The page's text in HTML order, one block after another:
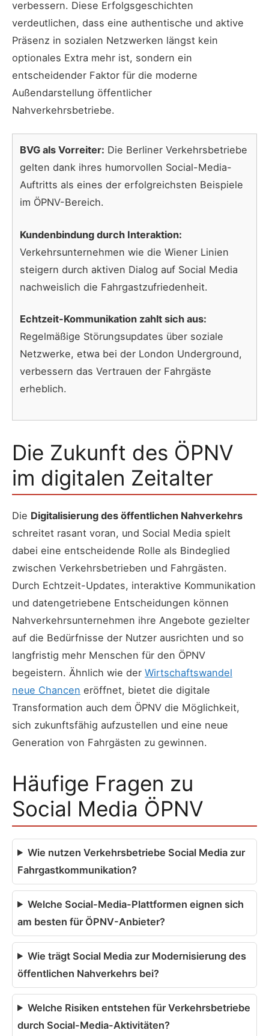
verbessern. Diese Erfolgsgeschichten
verdeutlichen, dass eine authentische und aktive
Präsenz in sozialen Netzwerken längst kein
optionales Extra mehr ist, sondern ein
entscheidender Faktor für die moderne
Außendarstellung öffentlicher
Nahverkehrsbetriebe.
BVG als Vorreiter: Die Berliner Verkehrsbetriebe
gelten dank ihres humorvollen Social-Media-
Auftritts als eines der erfolgreichsten Beispiele
im ÖPNV-Bereich.
Kundenbindung durch Interaktion:
Verkehrsunternehmen wie die Wiener Linien
steigern durch aktiven Dialog auf Social Media
nachweislich die Fahrgastzufriedenheit.
Echtzeit-Kommunikation zahlt sich aus:
Regelmäßige Störungsupdates über soziale
Netzwerke, etwa bei der London Underground,
verbessern das Vertrauen der Fahrgäste
erheblich.
Die Zukunft des ÖPNV
im digitalen Zeitalter
Die Digitalisierung des öffentlichen Nahverkehrs
schreitet rasant voran, und Social Media spielt
dabei eine entscheidende Rolle als Bindeglied
zwischen Verkehrsbetrieben und Fahrgästen.
Durch Echtzeit-Updates, interaktive Kommunikation
und datengetriebene Entscheidungen können
Nahverkehrsunternehmen ihre Angebote gezielter
auf die Bedürfnisse der Nutzer ausrichten und so
langfristig mehr Menschen für den ÖPNV
begeistern. Ähnlich wie der Wirtschaftswandel
neue Chancen eröffnet, bietet die digitale
Transformation auch dem ÖPNV die Möglichkeit,
sich zukunftsfähig aufzustellen und eine neue
Generation von Fahrgästen zu gewinnen.
Häufige Fragen zu
Social Media ÖPNV
Wie nutzen Verkehrsbetriebe Social Media zur
Fahrgastkommunikation?
Welche Social-Media-Plattformen eignen sich
am besten für ÖPNV-Anbieter?
Wie trägt Social Media zur Modernisierung des
öffentlichen Nahverkehrs bei?
Welche Risiken entstehen für Verkehrsbetriebe
durch Social-Media-Aktivitäten?